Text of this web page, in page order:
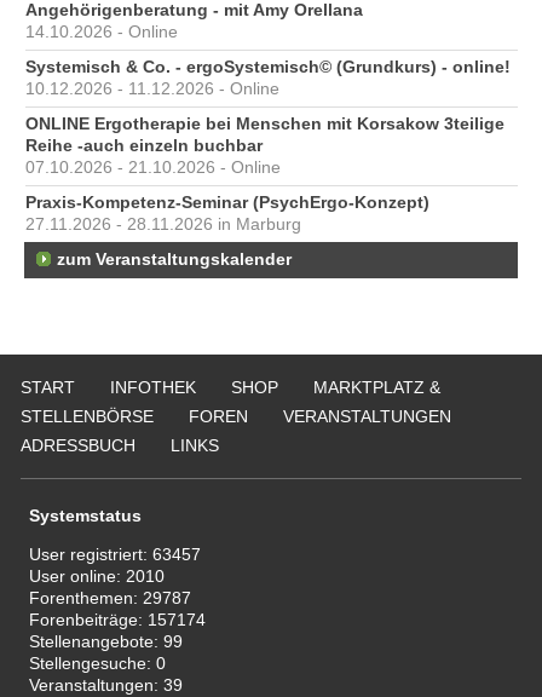
Angehörigenberatung - mit Amy Orellana
14.10.2026 - Online
Systemisch & Co. - ergoSystemisch© (Grundkurs) - online!
10.12.2026 - 11.12.2026 - Online
ONLINE Ergotherapie bei Menschen mit Korsakow 3teilige
Reihe -auch einzeln buchbar
07.10.2026 - 21.10.2026 - Online
Praxis-Kompetenz-Seminar (PsychErgo-Konzept)
27.11.2026 - 28.11.2026 in Marburg
zum Veranstaltungskalender
START INFOTHEK SHOP
MARKTPLATZ &
STELLENBÖRSE
FOREN
VERANSTALTUNGEN
ADRESSBUCH
LINKS
Systemstatus
User registriert:63457
User online: 2010
Forenthemen: 29787
Forenbeiträge: 157174
Stellenangebote:99
Stellengesuche:0
Veranstaltungen:39